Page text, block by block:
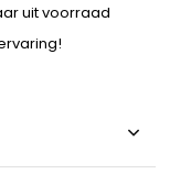
uit voorraad